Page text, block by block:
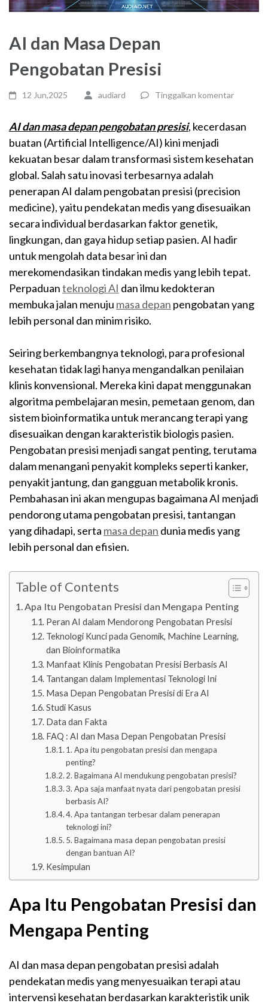
AI dan Masa Depan
Pengobatan Presisi
12 Jun,2025 audiard Tinggalkan komentar
AI dan masa depan pengobatan presisi, kecerdasan
buatan (Artificial Intelligence/AI) kini menjadi
kekuatan besar dalam transformasi sistem kesehatan
global. Salah satu inovasi terbesarnya adalah
penerapan AI dalam pengobatan presisi (precision
medicine), yaitu pendekatan medis yang disesuaikan
secara individual berdasarkan faktor genetik,
lingkungan, dan gaya hidup setiap pasien. AI hadir
untuk mengolah data besar ini dan
merekomendasikan tindakan medis yang lebih tepat.
Perpaduanteknologi AI dan ilmu kedokteran
membuka jalan menuju masa depan pengobatan yang
lebih personal dan minim risiko.
Seiring berkembangnya teknologi, para profesional
kesehatan tidak lagi hanya mengandalkan penilaian
klinis konvensional. Mereka kini dapat menggunakan
algoritma pembelajaran mesin, pemetaan genom, dan
sistem bioinformatika untuk merancang terapi yang
disesuaikan dengan karakteristik biologis pasien.
Pengobatan presisi menjadi sangat penting, terutama
dalam menangani penyakit kompleks seperti kanker,
penyakit jantung, dan gangguan metabolik kronis.
Pembahasan ini akan mengupas bagaimana AI menjadi
pendorong utama pengobatan presisi, tantangan
yang dihadapi, serta masa depan dunia medis yang
lebih personal dan efisien.
Table of Contents
Apa Itu Pengobatan Presisi dan Mengapa Penting
Peran AI dalam Mendorong Pengobatan Presisi
Teknologi Kunci pada Genomik, Machine Learning,
dan Bioinformatika
Manfaat Klinis Pengobatan Presisi Berbasis AI
Tantangan dalam Implementasi Teknologi Ini
Masa Depan Pengobatan Presisi di Era AI
Studi Kasus
Data dan Fakta
FAQ : AI dan Masa Depan Pengobatan Presisi
1. Apa itu pengobatan presisi dan mengapa
penting?
2. Bagaimana AI mendukung pengobatan presisi?
3. Apa saja manfaat nyata dari pengobatan presisi
berbasis AI?
4. Apa tantangan terbesar dalam penerapan
teknologi ini?
5. Bagaimana masa depan pengobatan presisi
dengan bantuan AI?
Kesimpulan
Apa Itu Pengobatan Presisi dan
Mengapa Penting
AI dan masa depan pengobatan presisi adalah
pendekatan medis yang menyesuaikan terapi atau
intervensi kesehatan berdasarkan karakteristik unik